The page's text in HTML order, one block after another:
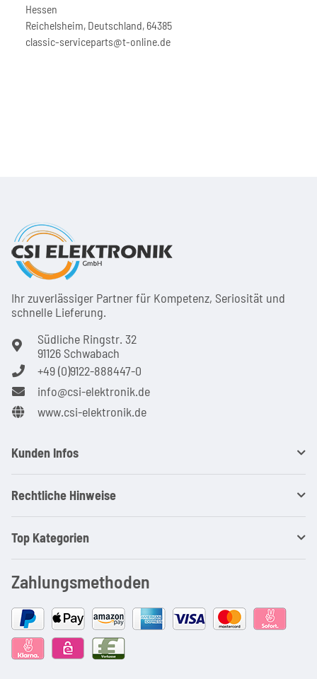
Hessen
Reichelsheim, Deutschland, 64385
classic-serviceparts@t-online.de
Ihr zuver­läs­siger Partner für Kom­pe­tenz, Seri­osi­tät und
schnel­le Lie­ferung.
Südliche Ringstr. 32
91126 Schwabach
+49 (0)9122-888447-0
info@csi-elektronik.de
www.csi-elektronik.de
Kunden Infos
Rechtliche Hinweise
Top Kategorien
Zahlungsmethoden